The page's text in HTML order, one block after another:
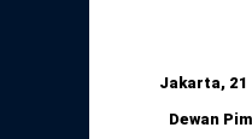
Jakarta, 21
Dewan